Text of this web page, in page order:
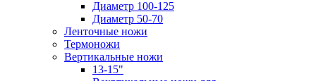
Диаметр 100-125
Диаметр 50-70
Ленточные ножи
Термоножи
Вертикальные ножи
13-15"